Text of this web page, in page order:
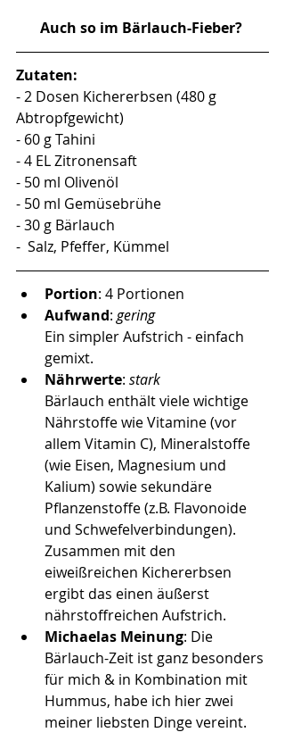
Auch so im Bärlauch-Fieber?
Zutaten:
- 2 Dosen Kichererbsen (480 g
Abtropfgewicht)
- 60 g Tahini
- 4 EL Zitronensaft
- 50 ml Olivenöl
- 50 ml Gemüsebrühe
- 30 g Bärlauch
-  Salz, Pfeffer, Kümmel
Portion: 4 Portionen
Aufwand: gering
Ein simpler Aufstrich - einfach
gemixt.
Nährwerte: stark
Bärlauch enthält viele wichtige
Nährstoffe wie Vitamine (vor
allem Vitamin C), Mineralstoffe
(wie Eisen, Magnesium und
Kalium) sowie sekundäre
Pflanzenstoffe (z.B. Flavonoide
und Schwefelverbindungen).
Zusammen mit den
eiweißreichen Kichererbsen
ergibt das einen äußerst
nährstoffreichen Aufstrich.
Michaelas Meinung: Die
Bärlauch-Zeit ist ganz besonders
für mich & in Kombination mit
Hummus, habe ich hier zwei
meiner liebsten Dinge vereint.